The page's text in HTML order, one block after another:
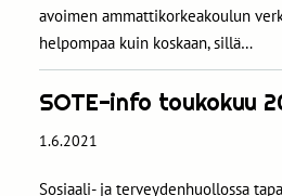
avoimen ammattikorkeakoulun
helpompaa kuin koskaan, sillä…
SOTE-info toukokuu
1.6.2021
Sosiaali- ja terveydenhuollossa